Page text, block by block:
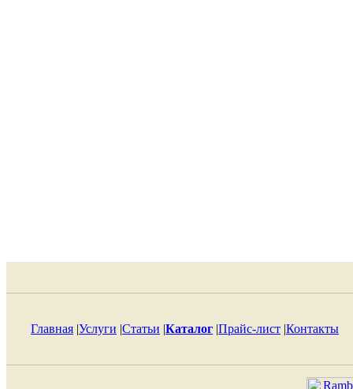
Главная |Услуги |Статьи |Каталог |Прайс-лист |Контакты